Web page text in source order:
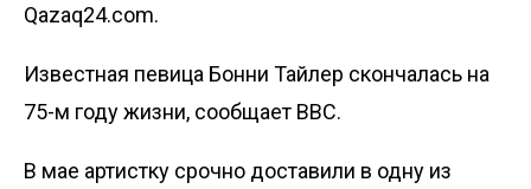
Qazaq24.com.
Известная певица Бонни Тайлер скончалась на
75-м году жизни, сообщает BBC.
В мае артистку срочно доставили ​​в одну из